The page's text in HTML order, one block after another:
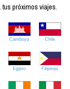
próximos viajes.
Camboya Chile
Egipto Filipinas